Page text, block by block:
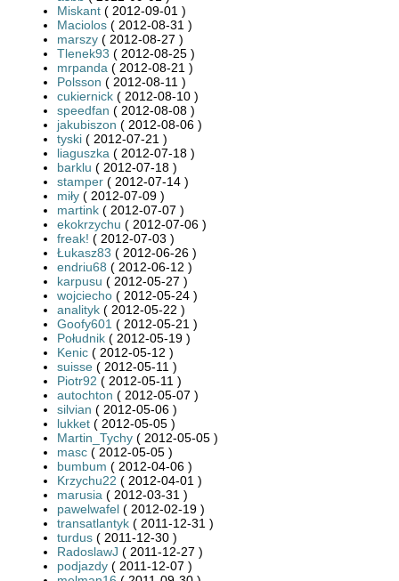
Miskant ( 2012-09-01 )
Maciolos ( 2012-08-31 )
marszy ( 2012-08-27 )
Tlenek93 ( 2012-08-25 )
mrpanda ( 2012-08-21 )
Polsson ( 2012-08-11 )
cukiernick ( 2012-08-10 )
speedfan ( 2012-08-08 )
jakubiszon ( 2012-08-06 )
tyski ( 2012-07-21 )
liaguszka ( 2012-07-18 )
barklu ( 2012-07-18 )
stamper ( 2012-07-14 )
miły ( 2012-07-09 )
martink ( 2012-07-07 )
ekokrzychu ( 2012-07-06 )
freak! ( 2012-07-03 )
Łukasz83 ( 2012-06-26 )
endriu68 ( 2012-06-12 )
karpusu ( 2012-05-27 )
wojciecho ( 2012-05-24 )
analityk ( 2012-05-22 )
Goofy601 ( 2012-05-21 )
Południk ( 2012-05-19 )
Kenic ( 2012-05-12 )
suisse ( 2012-05-11 )
Piotr92 ( 2012-05-11 )
autochton ( 2012-05-07 )
silvian ( 2012-05-06 )
lukket ( 2012-05-05 )
Martin_Tychy ( 2012-05-05 )
masc ( 2012-05-05 )
bumbum ( 2012-04-06 )
Krzychu22 ( 2012-04-01 )
marusia ( 2012-03-31 )
pawelwafel ( 2012-02-19 )
transatlantyk ( 2011-12-31 )
turdus ( 2011-12-30 )
RadoslawJ ( 2011-12-27 )
podjazdy ( 2011-12-07 )